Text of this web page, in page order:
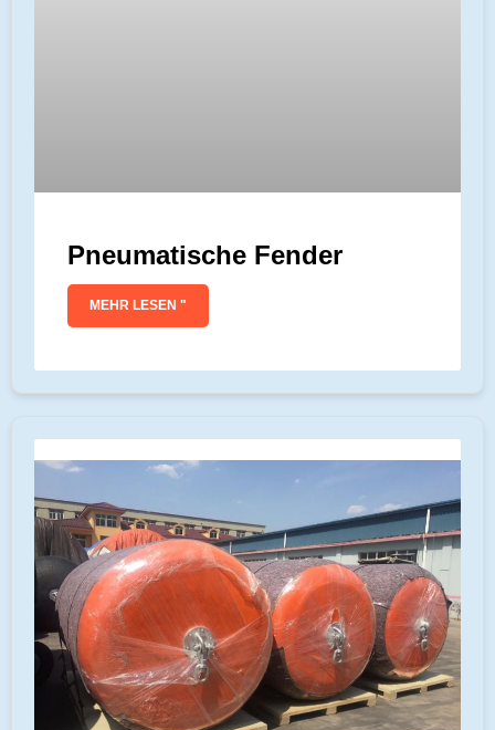
Pneumatische Fender
MEHR LESEN "